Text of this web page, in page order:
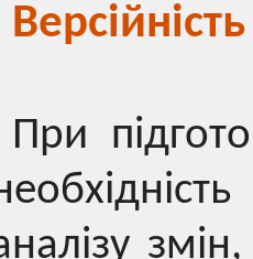
Версійність
При